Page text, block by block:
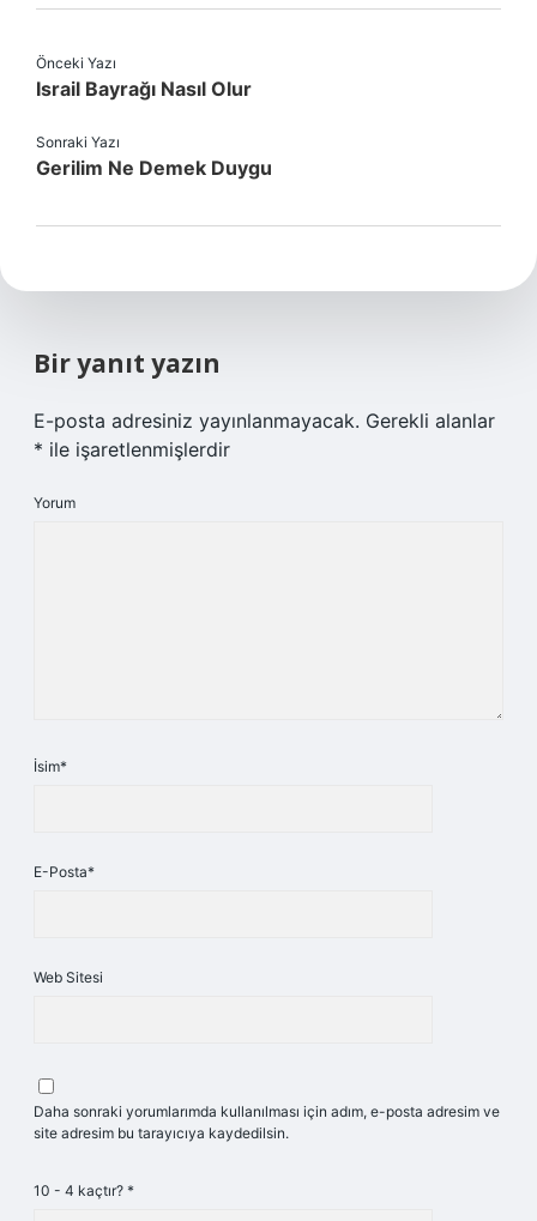
Önceki Yazı
Israil Bayrağı Nasıl Olur
Sonraki Yazı
Gerilim Ne Demek Duygu
Bir yanıt yazın
E-posta adresiniz yayınlanmayacak. Gerekli alanlar
* ile işaretlenmişlerdir
Yorum
İsim*
E-Posta*
Web Sitesi
Daha sonraki yorumlarımda kullanılması için adım, e-posta adresim ve
site adresim bu tarayıcıya kaydedilsin.
10 - 4 kaçtır? *